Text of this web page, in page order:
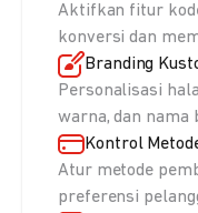
Aktifkan fitur
konversi dan
Branding
Personalisasi
warna, dan nama
Kontrol
Atur metode
preferensi